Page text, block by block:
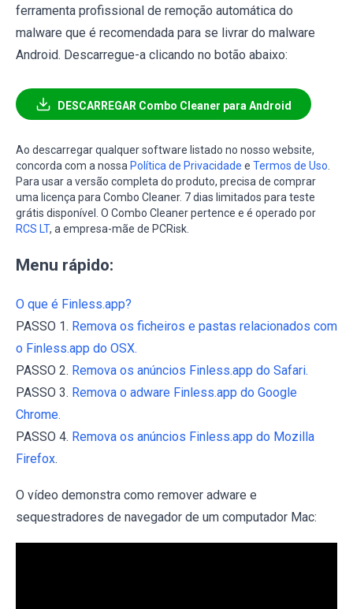
ferramenta profissional de remoção automática do
malware que é recomendada para se livrar do malware
Android. Descarregue-a clicando no botão abaixo:
DESCARREGAR Combo Cleaner para Android
Ao descarregar qualquer software listado no nosso website,
concorda com a nossa Política de Privacidade e Termos de Uso
Para usar a versão completa do produto, precisa de comprar
uma licença para Combo Cleaner. 7 dias limitados para teste
grátis disponível. O Combo Cleaner pertence e é operado por
RCS LT, a empresa-mãe de PCRisk.
Menu rápido:
O que é Finless.app?
PASSO 1. Remova os ficheiros e pastas relacionados com
o Finless.app do OSX.
PASSO 2. Remova os anúncios Finless.app do Safari.
PASSO 3. Remova o adware Finless.app do Google
Chrome.
PASSO 4. Remova os anúncios Finless.app do Mozilla
Firefox.
O vídeo demonstra como remover adware e
sequestradores de navegador de um computador Mac: